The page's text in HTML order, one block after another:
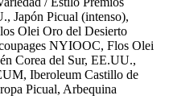
Japón Picual (intenso),
Olei Oro del Desierto
NYIOOC, Flos Olei
Corea del Sur, EE.UU.,
Iberoleum Castillo de
Picual, Arbequina